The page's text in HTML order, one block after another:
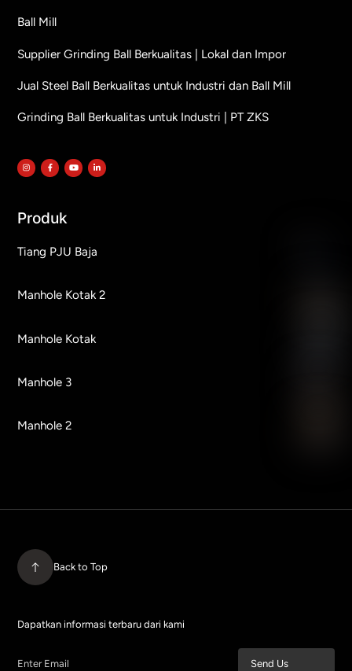
Ball Mill
Supplier Grinding Ball Berkualitas | Lokal dan Impor
Jual Steel Ball Berkualitas untuk Industri dan Ball Mill
Grinding Ball Berkualitas untuk Industri | PT ZKS
Produk
Tiang PJU Baja
Manhole Kotak 2
Manhole Kotak
Manhole 3
Manhole 2
Back to Top
Dapatkan informasi terbaru dari kami
Enter Email Send Us